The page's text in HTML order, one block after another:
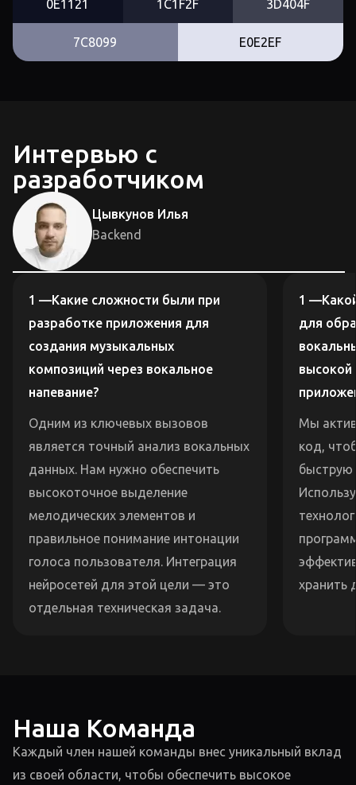
0E1121 1C1F2F 3D404F
7C8099 E0E2EF
Интервью с
разработчиком
Цывкунов Илья
Backend
Какие сложности были при
разработке приложения для
создания музыкальных
композиций через вокальное
напевание?
Одним из ключевых вызовов
является точный анализ вокальных
данных. Нам нужно обеспечить
высокоточное выделение
мелодических элементов и
правильное понимание интонации
голоса пользователя. Интеграция
нейросетей для этой цели — это
отдельная техническая задача.
для
высокой
Мы
код,
быструю
хранить
Наша Команда
Каждый член нашей команды внес уникальный вклад
из своей области, чтобы обеспечить высокое